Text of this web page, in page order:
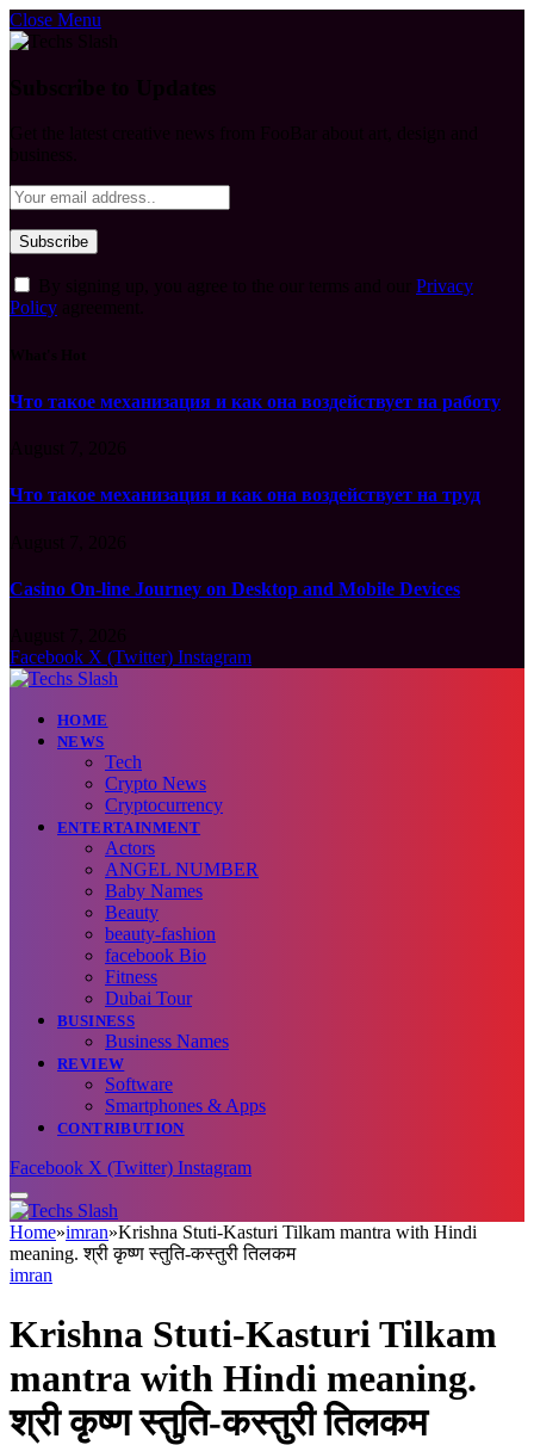
Close Menu
Privacy
Policy
Что такое механизация и как она воздействует на работу
Что такое механизация и как она воздействует на труд
Casino On-line Journey on Desktop and Mobile Devices
Facebook X (Twitter) Instagram
HOME
NEWS
Tech
Crypto News
Cryptocurrency
ENTERTAINMENT
Actors
ANGEL NUMBER
Baby Names
Beauty
beauty-fashion
facebook Bio
Fitness
Dubai Tour
BUSINESS
Business Names
REVIEW
Software
Smartphones & Apps
CONTRIBUTION
Facebook X (Twitter) Instagram
Home»imran»Krishna Stuti-Kasturi Tilkam mantra with Hindi
meaning. श्री कृष्ण स्तुति-कस्तुरी तिलकम
imran
Krishna Stuti-Kasturi Tilkam
mantra with Hindi meaning.
श्री कृष्ण स्तुति-कस्तुरी तिलकम